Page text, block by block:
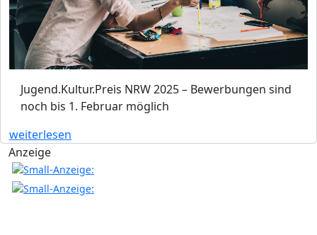
Jugend.Kultur.Preis NRW 2025 – Bewerbungen sind
noch bis 1. Februar möglich
weiterlesen
Anzeige